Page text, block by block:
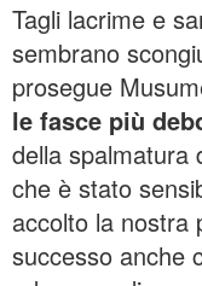
Tagli lacrime e
sembrano
prosegue
le fasce più
della spalmatura
che è stato
accolto la nostra
successo anche